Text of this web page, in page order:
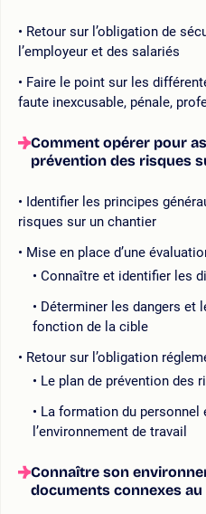
Retour sur l’obligation de
l’employeur et des salariés
Faire le point sur les
faute inexcusable, pénale,
Comment opérer pour
prévention des risques
Identifier les principes
risques sur un chantier
Mise en place d’une
Connaître et identifier les
Déterminer les dangers et
fonction de la cible
Retour sur l’obligation
Le plan de prévention des
La formation du personnel
l’environnement de travail
Connaître son
documents connexes